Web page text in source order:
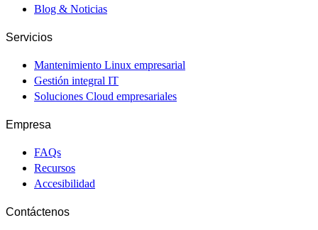
Blog & Noticias
Servicios
Mantenimiento Linux empresarial
Gestión integral IT
Soluciones Cloud empresariales
Empresa
FAQs
Recursos
Accesibilidad
Contáctenos